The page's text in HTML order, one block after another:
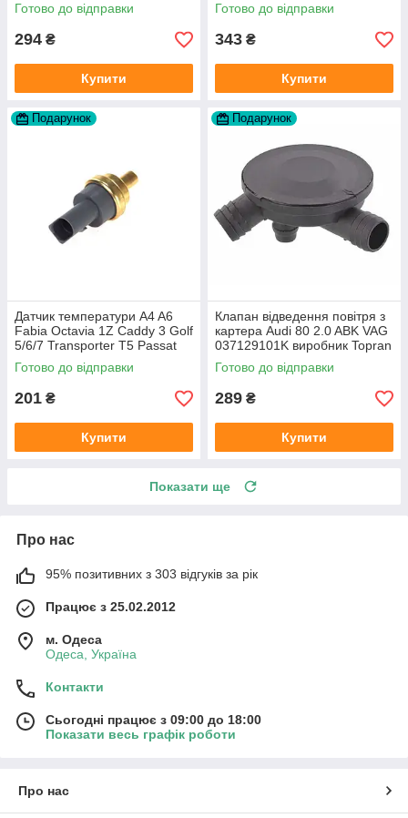
Готово до відправки
294 ₴
Купити
Готово до відправки
343 ₴
Купити
Подарунок
Датчик температури A4 A6
Fabia Octavia 1Z Caddy 3 Golf
5/6/7 Transporter T5 Passat
B6 (колір сірий)
Готово до відправки
201 ₴
Купити
Подарунок
Клапан відведення повітря з
картера Audi 80 2.0 ABK VAG
037129101K виробник Topran
Німеччина
Готово до відправки
289 ₴
Купити
Показати ще
Про нас
95% позитивних з 303 відгуків за рік
Працює з 25.02.2012
м. Одеса
Одеса, Україна
Контакти
Сьогодні працює з 09:00 до 18:00
Показати весь графік роботи
Про нас